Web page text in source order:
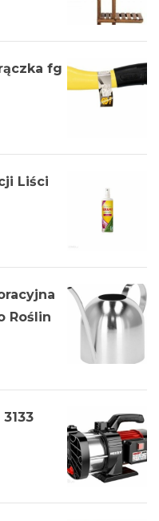
fg
Liści
Roślin